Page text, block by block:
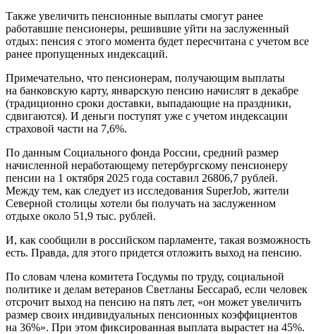
Также увеличить пенсионные выплаты смогут ранее
работавшие пенсионеры, решившие уйти на заслуженный
отдых: пенсия с этого момента будет пересчитана с учетом все
ранее пропущенных индексаций.
Примечательно, что пенсионерам, получающим выплаты
на банковскую карту, январскую пенсию начислят в декабре
(традиционно сроки доставки, выпадающие на праздники,
сдвигаются). И деньги поступят уже с учетом индексации
страховой части на 7,6%.
По данным Социального фонда России, средний размер
начисленной неработающему петербургскому пенсионеру
пенсии на 1 октября 2025 года составил 26806,7 рублей.
Между тем, как следует из исследования SuperJob, жители
Северной столицы хотели бы получать на заслуженном
отдыхе около 51,9 тыс. рублей.
И, как сообщили в российском парламенте, такая возможность
есть. Правда, для этого придется отложить выход на пенсию.
По словам члена комитета Госдумы по труду, социальной
политике и делам ветеранов Светланы Бессараб, если человек
отсрочит выход на пенсию на пять лет, «он может увеличить
размер своих индивидуальных пенсионных коэффициентов
на 36%». При этом фиксированная выплата вырастет на 45%.